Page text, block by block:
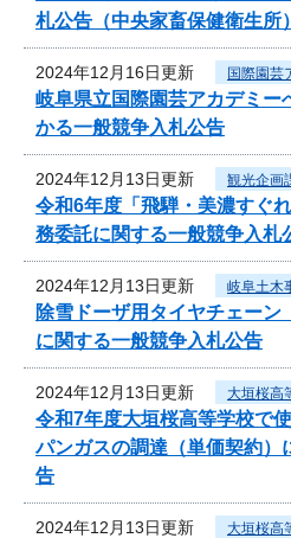
札公告（中央家畜保健衛生所）
2024年12月16日更新 国際園芸
岐阜県立国際園芸アカデミー
かる一般競争入札公告
2024年12月13日更新 観光企画
令和6年度「飛騨・美濃すぐ
務委託に関する一般競争入札
2024年12月13日更新 岐阜土木
除雪ドーザ用タイヤチェーン
に関する一般競争入札公告
2024年12月13日更新 大垣桜高
令和7年度大垣桜高等学校で
パンガスの調達（単価契約）
告
2024年12月13日更新 大垣桜高